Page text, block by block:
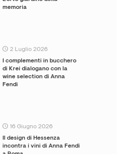
memoria
2 Luglio 2026
I complementi in bucchero
di Krei dialogano con la
wine selection di Anna
Fendi
16 Giugno 2026
Il design di Hessenza
incontra i vini di Anna Fendi